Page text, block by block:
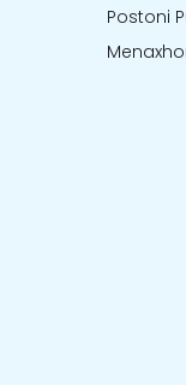
Postoni